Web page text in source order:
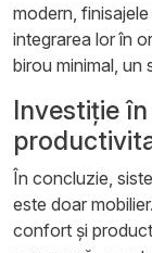
modern,
integrarea lor în
birou minimal, un
Investiție
În concluzie,
este doar
confort și